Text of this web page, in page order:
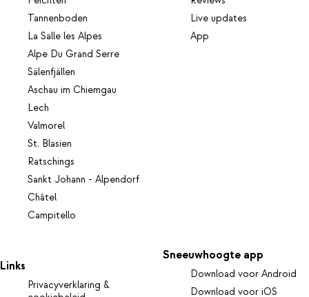
Tannenboden
La Salle les Alpes
Alpe Du Grand Serre
Sälenfjällen
Aschau im Chiemgau
Lech
Valmorel
St. Blasien
Ratschings
Sankt Johann - Alpendorf
Châtel
Campitello
Live updates
App
Links
Privacyverklaring &
Sneeuwhoogte app
Download voor Android
Download voor iOS